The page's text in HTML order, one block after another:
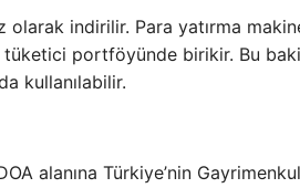
indirilir. Para yatırma
portföyünde birikir. Bu
kullanılabilir.
alanına Türkiye’nin Gayrimenkul